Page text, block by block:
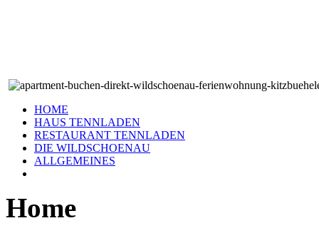
HOME
HAUS TENNLADEN
RESTAURANT TENNLADEN
DIE WILDSCHOENAU
ALLGEMEINES
Home